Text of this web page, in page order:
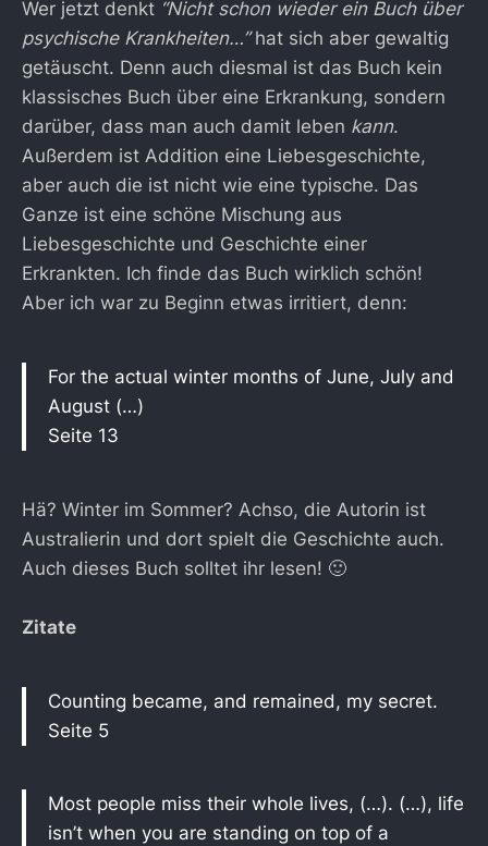
Wer jetzt denkt “Nicht schon wieder ein Buch über
psychische Krankheiten…”hat sich aber gewaltig
getäuscht. Denn auch diesmal ist das Buch kein
klassisches Buch über eine Erkrankung, sondern
darüber, dass man auch damit leben kann.
Außerdem ist Addition eine Liebesgeschichte,
aber auch die ist nicht wie eine typische. Das
Ganze ist eine schöne Mischung aus
Liebesgeschichte und Geschichte einer
Erkrankten. Ich finde das Buch wirklich schön!
Aber ich war zu Beginn etwas irritiert, denn:
For the actual winter months of June, July and
August (…)
Seite 13
Hä? Winter im Sommer? Achso, die Autorin ist
Australierin und dort spielt die Geschichte auch.
Auch dieses Buch solltet ihr lesen! 🙂
Zitate
Counting became, and remained, my secret.
Seite 5
Most people miss their whole lives, (…). (…), life
isn’t when you are standing on top of a